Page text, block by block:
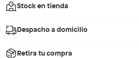
Stock en tienda
Despacho a domicilio
Retira tu compra